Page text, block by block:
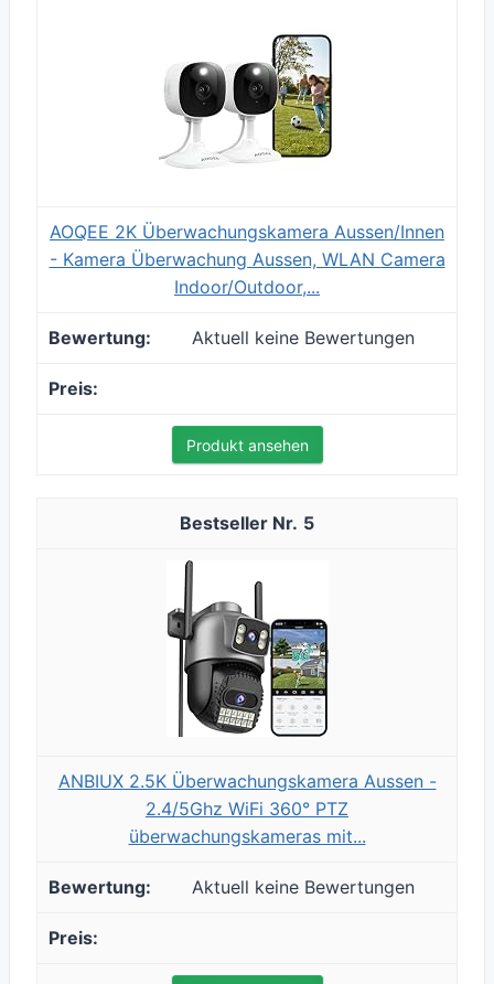
AOQEE 2K Überwachungskamera Aussen/Innen
- Kamera Überwachung Aussen, WLAN Camera
Indoor/Outdoor,...
Aktuell keine Bewertungen
Produkt ansehen
5
ANBIUX 2.5K Überwachungskamera Aussen -
2.4/5Ghz WiFi 360° PTZ
überwachungskameras mit...
Aktuell keine Bewertungen